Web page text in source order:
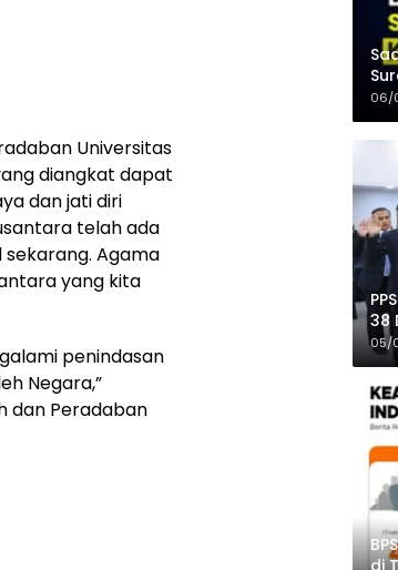
Universitas
diangkat dapat
dan jati diri
telah ada
Agama
yang kita
penindasan
Negara,”
dan Peradaban
06/
38
05/
di